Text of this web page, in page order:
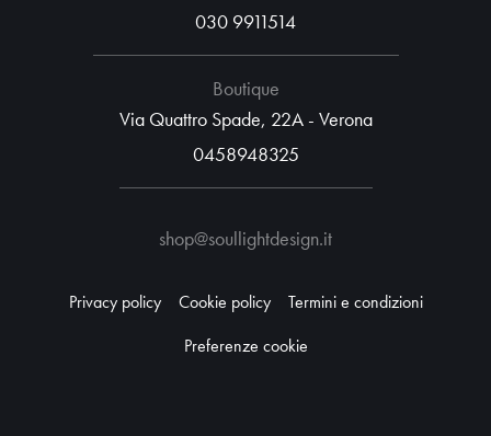
030 9911514
Boutique
Via Quattro Spade, 22A - Verona
0458948325
shop@soullightdesign.it
Privacy policy Cookie policy
Termini e condizioni
Preferenze cookie